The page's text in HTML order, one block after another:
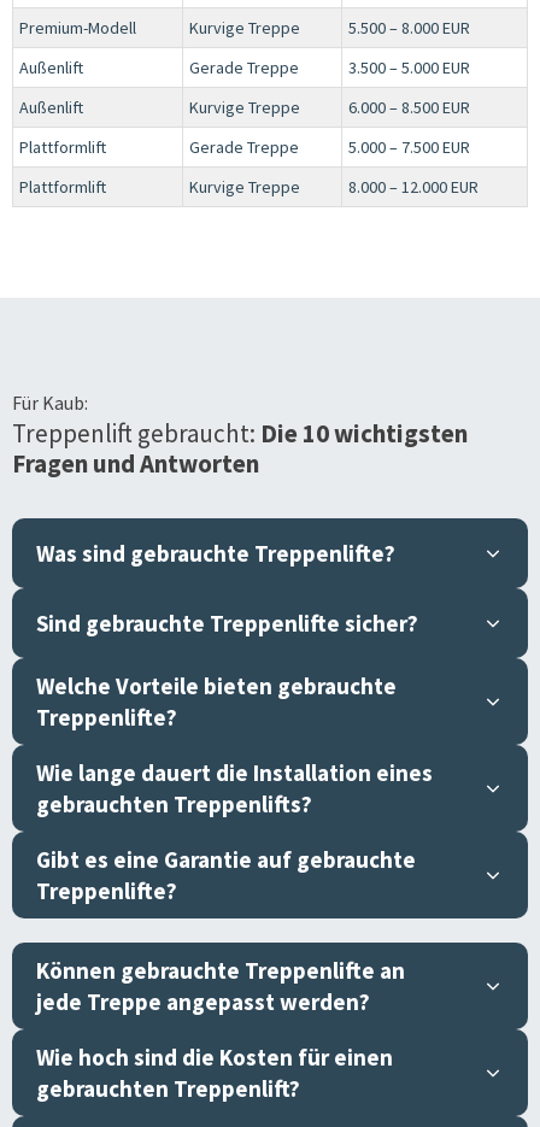
Premium-Modell
Kurvige Treppe
5.500 – 8.000 EUR
Außenlift
Gerade Treppe
3.500 – 5.000 EUR
Außenlift
Kurvige Treppe
6.000 – 8.500 EUR
Plattformlift
Gerade Treppe
5.000 – 7.500 EUR
Plattformlift
Kurvige Treppe 8.000 – 12.000 EUR
Für Kaub:
Treppenlift gebraucht: Die 10 wichtigsten
Fragen und Antworten
Was sind gebrauchte Treppenlifte?
Sind gebrauchte Treppenlifte sicher?
Welche Vorteile bieten gebrauchte
Treppenlifte?
Wie lange dauert die Installation eines
gebrauchten Treppenlifts?
Gibt es eine Garantie auf gebrauchte
Treppenlifte?
Können gebrauchte Treppenlifte an
jede Treppe angepasst werden?
Wie hoch sind die Kosten für einen
gebrauchten Treppenlift?